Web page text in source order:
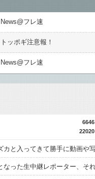
News@フレ速
トッポギ注意報！
News@フレ速
6646
22020